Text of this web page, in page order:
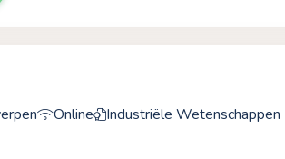
Online Industriële Wetenschappen